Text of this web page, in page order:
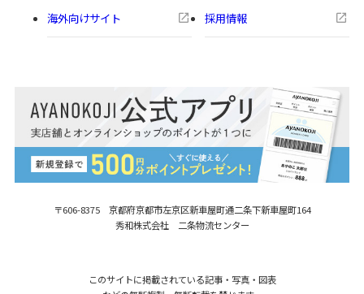
〒606-8375 京都府京都市左京区新車屋町通二条下新車屋町164
秀和株式会社 二条物流センター
海外向けサイト 採用情報
このサイトに掲載されている記事・写真・図表